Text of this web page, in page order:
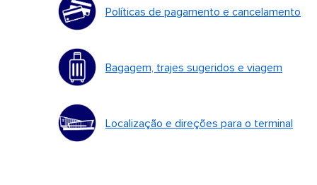
Políticas de pagamento e cancelamento
Bagagem, trajes sugeridos e viagem
Localização e direções para o terminal